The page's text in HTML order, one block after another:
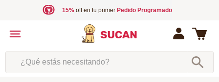
15%off en tu primer Pedido Programado
¿Qué estás necesitando?